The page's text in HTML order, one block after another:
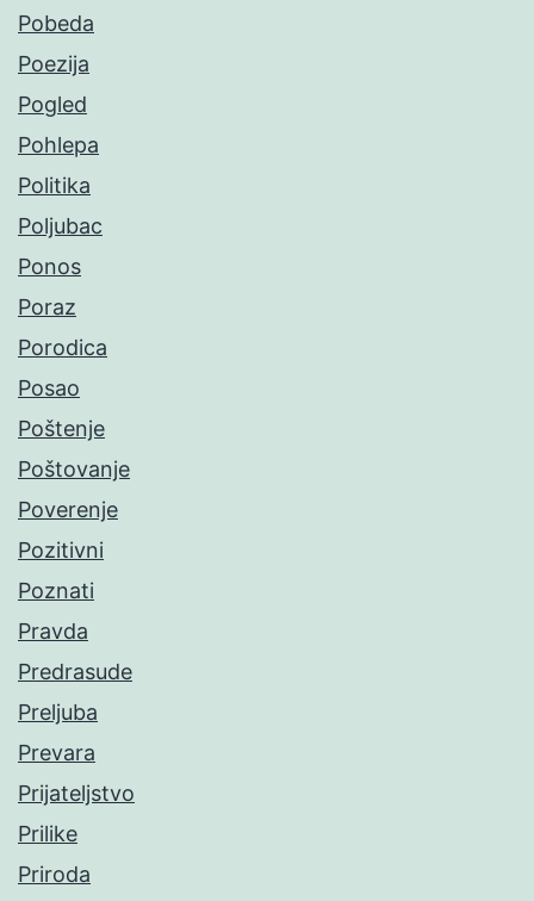
Pobeda
Poezija
Pogled
Pohlepa
Politika
Poljubac
Ponos
Poraz
Porodica
Posao
Poštenje
Poštovanje
Poverenje
Pozitivni
Poznati
Pravda
Predrasude
Preljuba
Prevara
Prijateljstvo
Prilike
Priroda